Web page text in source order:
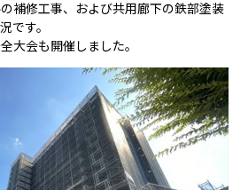
補修工事、および共用廊下の鉄部塗装
です。
大会も開催しました。